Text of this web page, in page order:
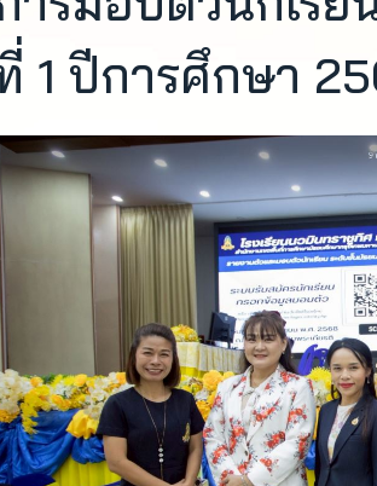
1 ปีการศึกษา